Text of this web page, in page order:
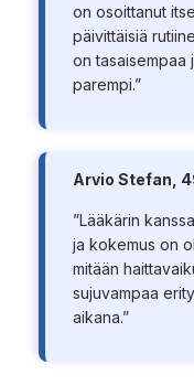
on osoittanut
päivittäisiä
on tasaisempaa
parempi.”
Arvio Stefan,
”Lääkärin
ja kokemus on
mitään
sujuvampaa
aikana.”